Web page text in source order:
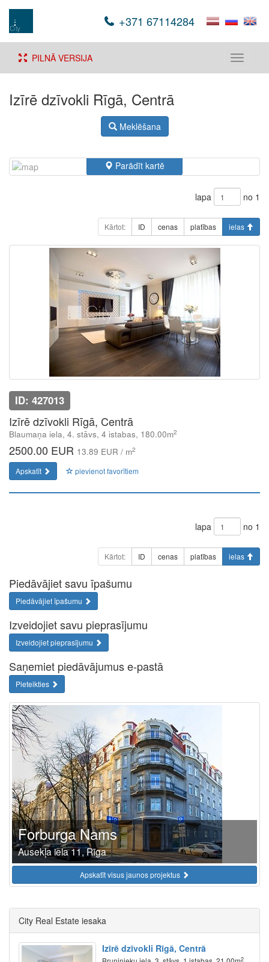
+371 67114284
Toggle
PILNĀ VERSIJA
Izīrē dzīvokli Rīgā, Centrā
Meklēšana
Parādīt kartē
lapa no 1
Kārtot: ID cenas platības ielas
ID: 427013
Izīrē dzīvokli Rīgā, Centrā
Blaumaņa iela, 4. stāvs, 4 istabas, 180.00m2
2500.00 EUR 13.89 EUR / m2
Apskatīt pievienot favorītiem
lapa no 1
Kārtot: ID cenas platības ielas
Piedāvājiet savu īpašumu
Piedāvājiet īpašumu
Izveidojiet savu pieprasījumu
Izveidojiet pieprasījumu
Saņemiet piedāvājumus e-pastā
Pieteikties
Forburga Nams
Ausekļa iela 11, Rīga
Apskatīt visus jaunos projektus
City Real Estate iesaka
Izīrē dzīvokli Rīgā, Centrā
2